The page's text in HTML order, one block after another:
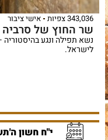
343,036 צפיות אישי ציבור
שר החוץ של סרביה
נשא תפילה ונגע
לישראל.
י"ח חשון